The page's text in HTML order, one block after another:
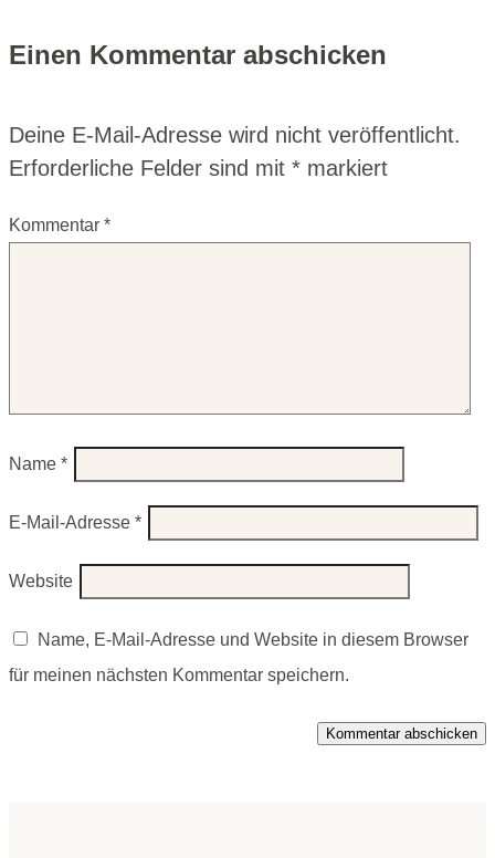
Einen Kommentar abschicken
Deine E-Mail-Adresse wird nicht veröffentlicht.
Erforderliche Felder sind mit * markiert
Kommentar *
Name *
E-Mail-Adresse *
Website
Name, E-Mail-Adresse und Website in diesem Browser
für meinen nächsten Kommentar speichern.
Kommentar abschicken